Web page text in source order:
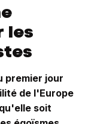
les
premier jour
de l'Europe
soit